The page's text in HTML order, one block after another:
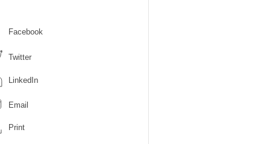
Facebook
Twitter
LinkedIn
Email
Print